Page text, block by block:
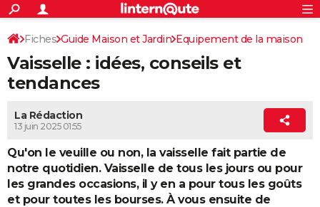
ACTUALITÉS
Politique
Société
Faits Divers
Education
Monde
Villes
+
SPORT
Coupe du monde 2026
Football
Tennis
Cyclisme
Rugby
Forum
CULTURE
Retraite
Impôts
Epargne
Immobilier
Risques naturels par ville
Banque
Assurance
Crédit
AUTO
Essais
Réserver un essai
Citadines
Berlines
SUV
Forum auto
+HIGH-TECH
Mobiles
Meilleur smartphone
Internet
Ordinateurs
Jeux vidéo
Guide high-tech
+
BRICOLAGE
Rechercher
S'inscrire
Connexion
Fiches Guide Maison et Jardin Equipement de la maison
Cuisine Accessoires cuisine
Vaisselle : idées, conseils et
tendances
La Rédaction
13 juin 2025 01:55
Qu'on le veuille ou non, la vaisselle fait partie de
notre quotidien. Vaisselle de tous les jours ou pour
les grandes occasions, il y en a pour tous les goûts
et pour toutes les bourses. À vous ensuite de